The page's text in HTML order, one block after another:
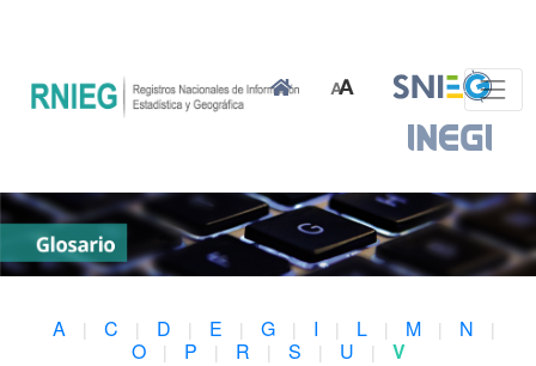
A | C | D | E | G | I | L | M | N |
O | P | R | S | U | V